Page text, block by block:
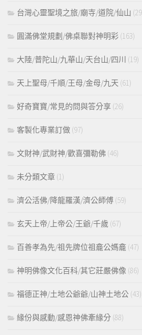
台灣心靈聖境之旅/廟寺/道院/仙山
圓滿佛堂規劃/佛桌聯對神明彩 (163)
大陸/普陀山/九華山/天台山/四川 (19)
天上聖母/千順/王母/金母/九天 (61)
好奇寶寶/常見的問與答分享 (26)
客製化專業訂做 (97)
文財神/武財神/歡喜彌勒佛 (46)
未分類文章 (1)
濟公活佛/降龍羅漢/濟公師傅 (59)
玄天上帝/上帝公/王爺/千歲 (67)
百善孝為先/祖先牌位祖龕公媽龕 (47)
神明佛像文化百科/其它莊嚴佛像 (86)
福德正神/土地公爺爺/山神土地公 (43)
緣份與感動/感恩神佛牽緣分 (88)